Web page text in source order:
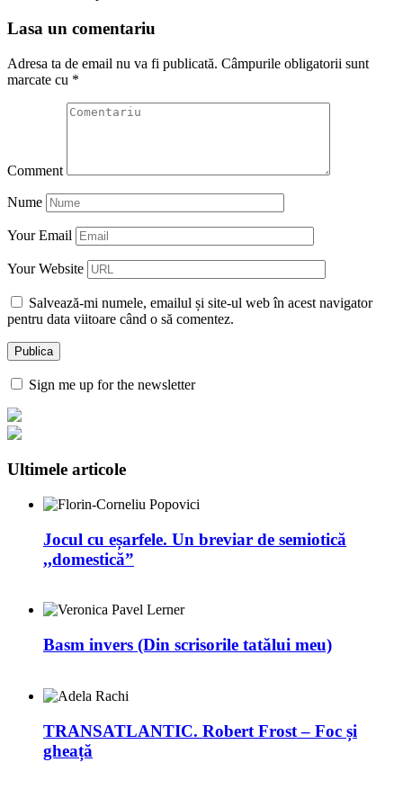
Lasa un comentariu
Adresa ta de email nu va fi publicată. Câmpurile obligatorii sunt
marcate cu *
Comment
Nume
Your Email
Your Website
Salvează-mi numele, emailul și site-ul web în acest navigator
pentru data viitoare când o să comentez.
Sign me up for the newsletter
Ultimele articole
Jocul cu eșarfele. Un breviar de semiotică
,,domestică”
Basm invers (Din scrisorile tatălui meu)
TRANSATLANTIC. Robert Frost – Foc și
gheață